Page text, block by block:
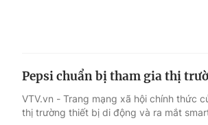
Pepsi chuẩn bị tham gia thị
VTV.vn - Trang mạng xã hội chính thức
thị trường thiết bị di động và ra mắt